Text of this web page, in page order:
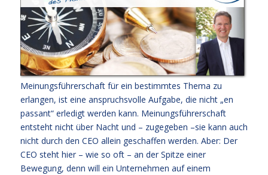
Meinungsführerschaft für ein bestimmtes Thema zu
erlangen, ist eine anspruchsvolle Aufgabe, die nicht „en
passant“ erledigt werden kann. Meinungsführerschaft
entsteht nicht über Nacht und – zugegeben –sie kann auch
nicht durch den CEO allein geschaffen werden. Aber: Der
CEO steht hier – wie so oft – an der Spitze einer
Bewegung, denn will ein Unternehmen auf einem